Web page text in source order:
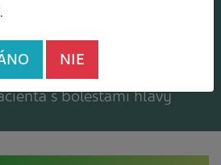
s bolesťami hlavy
NIE